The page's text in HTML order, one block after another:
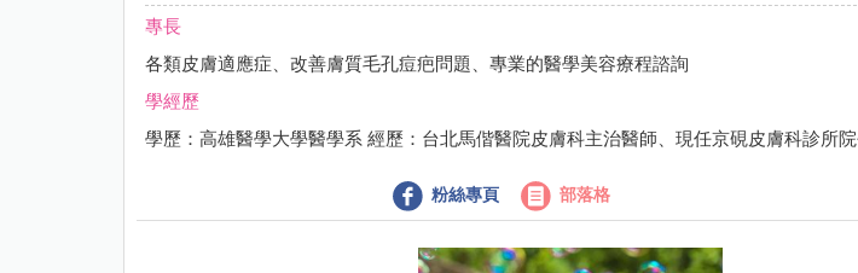
專長
各類皮膚適應症、改善膚質毛孔痘疤問題、專業的醫學美容療程諮詢
學經歷
學歷：高雄醫學大學醫學系 經歷：台北馬偕醫院皮膚科主治醫師、現任京硯皮膚科診所
粉絲專頁 部落格